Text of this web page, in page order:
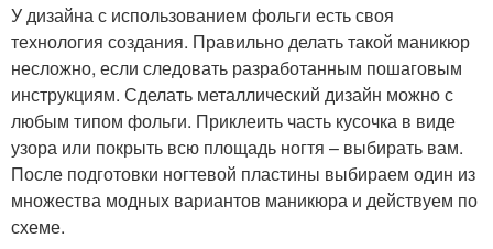
У дизайна с использованием фольги есть своя
технология создания. Правильно делать такой маникюр
несложно, если следовать разработанным пошаговым
инструкциям. Сделать металлический дизайн можно с
любым типом фольги. Приклеить часть кусочка в виде
узора или покрыть всю площадь ногтя – выбирать вам.
После подготовки ногтевой пластины выбираем один из
множества модных вариантов маникюра и действуем по
схеме.